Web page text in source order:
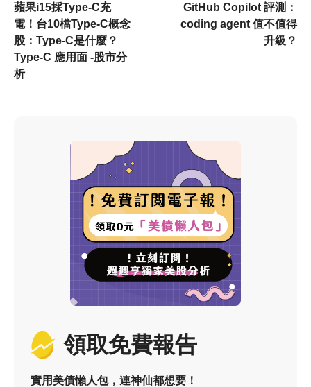
蘋果i15採Type-C充
電！台10檔Type-C概念
股：Type-C是什麼？
Type-C 應用面 -股市分
析
GitHub Copilot 評測：
coding agent 值不值得
升級？
領取免費報告
實用美債懶人包，連神仙都想要！